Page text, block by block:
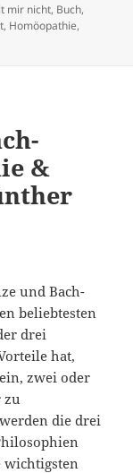
mir nicht, Buch,
, Homöopathie,
&
und Bach-
beliebtesten
drei
hat,
zwei oder
zu
die drei